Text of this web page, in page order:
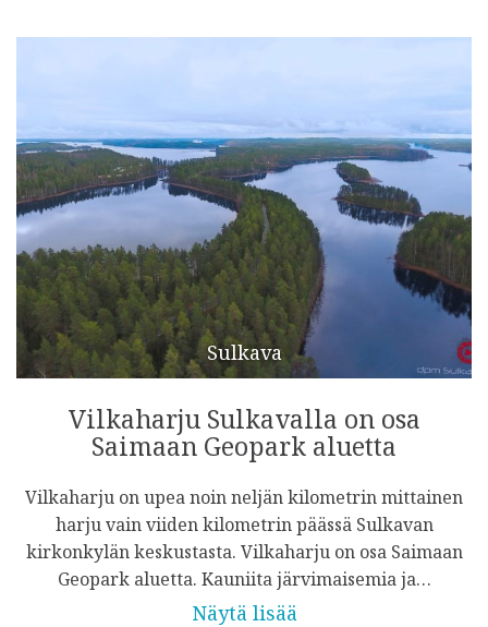
Sulkava
Vilkaharju Sulkavalla on osa
Saimaan Geopark aluetta
Vilkaharju on upea noin neljän kilometrin mittainen
harju vain viiden kilometrin päässä Sulkavan
kirkonkylän keskustasta. Vilkaharju on osa Saimaan
Geopark aluetta. Kauniita järvimaisemia ja…
Näytä lisää